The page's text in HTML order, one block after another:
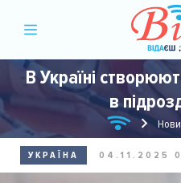
В Україні
в
УКРАЇНА 04.11.2025